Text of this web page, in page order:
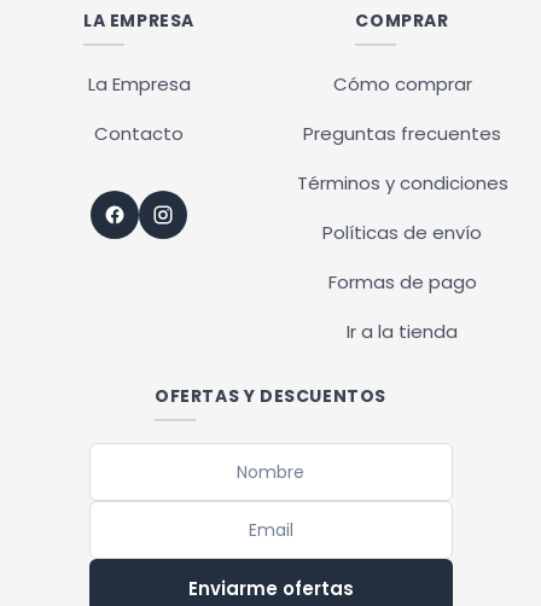
LA EMPRESA
La Empresa
Contacto
COMPRAR
Cómo comprar
Preguntas frecuentes
Términos y condiciones
Políticas de envío
Formas de pago
Ir a la tienda
OFERTAS Y DESCUENTOS
Enviarme ofertas